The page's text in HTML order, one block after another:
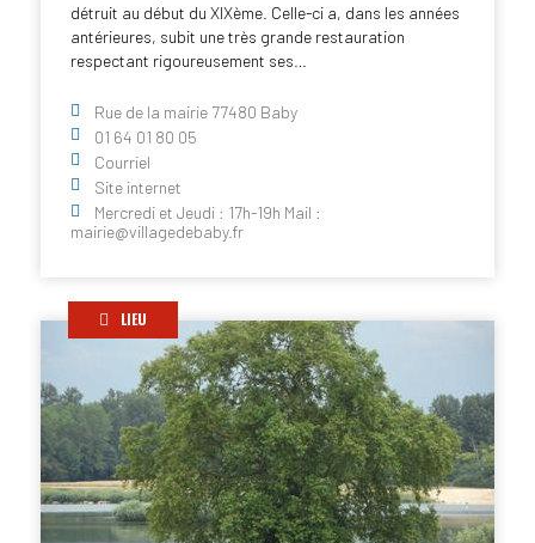
détruit au début du XIXème. Celle-ci a, dans les années
antérieures, subit une très grande restauration
respectant rigoureusement ses…
Rue de la mairie 77480 Baby
01 64 01 80 05
Courriel
Site internet
Mercredi et Jeudi : 17h-19h Mail :
mairie@villagedebaby.fr
LIEU